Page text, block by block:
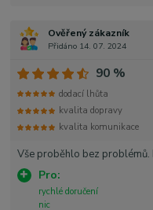
Ověřený zákazník
Přidáno 14. 07. 2024
Vše proběhlo bez problémů.
Pro:
rychlé doručení
nic
90 %
dodací lhůta
kvalita dopravy
kvalita komunikace